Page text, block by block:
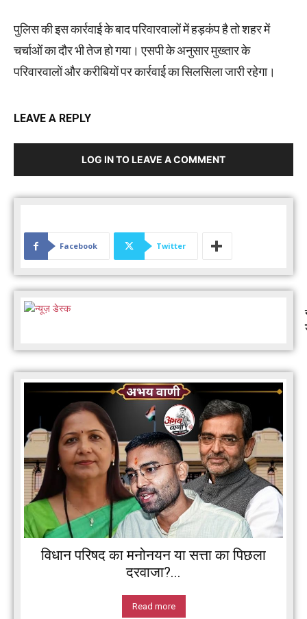
पुलिस की इस कार्रवाई के बाद परिवारवालों में हड़कंप है तो शहर में
चर्चाओं का दौर भी तेज हो गया। एसपी के अनुसार मुख्तार के
परिवारवालों और करीबियों पर कार्रवाई का सिलसिला जारी रहेगा।
LEAVE A REPLY
LOG IN TO LEAVE A COMMENT
Facebook Twitter
विधान परिषद का मनोनयन या सत्ता का पिछला
दरवाजा?...
Read more